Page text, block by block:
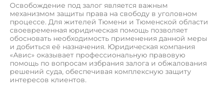
Освобождение под залог является важным
механизмом защиты права на свободу в уголовном
процессе. Для жителей Тюмени и Тюменской области
своевременная юридическая помощь позволяет
обосновать необходимость применения данной меры
и добиться её назначения. Юридическая компания
«Авис» оказывает профессиональную правовую
помощь по вопросам избрания залога и обжалования
решений суда, обеспечивая комплексную защиту
интересов клиентов.